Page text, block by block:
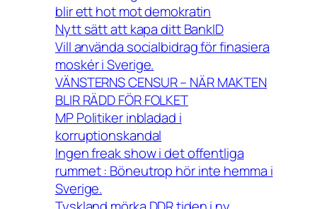
blir ett hot mot demokratin
Nytt sätt att kapa ditt BankID
Vill använda socialbidrag för finasiera
moskér i Sverige.
VÄNSTERNS CENSUR – NÄR MAKTEN
BLIR RÄDD FÖR FOLKET
MP Politiker inbladad i
korruptionskandal
Ingen freak show i det offentliga
rummet : Böneutrop hör inte hemma i
Sverige.